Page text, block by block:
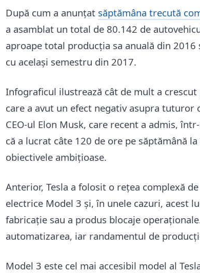
După cum a anunțat săptămâna trecută
a asamblat un total de 80.142 de
aproape total producția sa anuală din
cu același semestru din 2017.
Infograficul ilustrează cât de mult a
care a avut un efect negativ asupra tuturor
CEO-ul Elon Musk, care recent a admis,
că a lucrat câte 120 de ore pe săptămână
obiectivele ambițioase.
Anterior, Tesla a folosit o rețea complexă
electrice Model 3 și, în unele cazuri, acest
fabricație sau a produs blocaje
automatizarea, iar randamentul de
Model 3 este cel mai accesibil model al